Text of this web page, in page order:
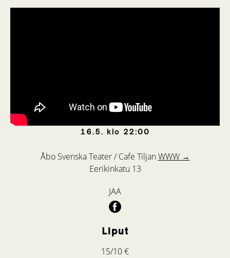
16.5. klo 22:00
Åbo Svenska Teater / Cafe TiljanWWW →
Eerikinkatu 13
JAA
Liput
15/10 €